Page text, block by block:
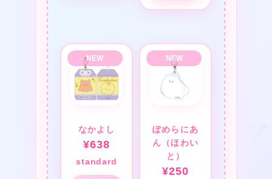
なかよし
¥638
standard
ぽめらにあ
ん（ほわい
と）
¥250
❤
★